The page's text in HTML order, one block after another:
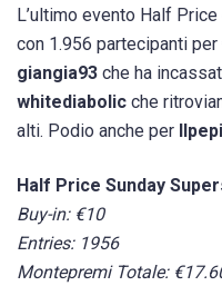
L’ultimo evento Half
con 1.956 partecipanti
giangia93 che ha
whitediabolic che
alti. Podio anche per
Half Price Sunday
Buy-in: €10
Entries: 1956
Montepremi Totale: